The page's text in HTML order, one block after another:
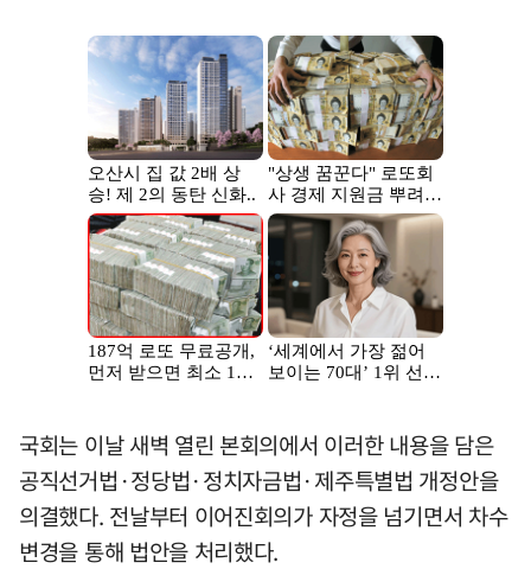
국회는 이날 새벽 열린 본회의에서 이러한 내용을 담은
공직선거법·정당법·정치자금법·제주특별법 개정안을
의결했다. 전날부터 이어진회의가 자정을 넘기면서 차수
변경을 통해 법안을 처리했다.